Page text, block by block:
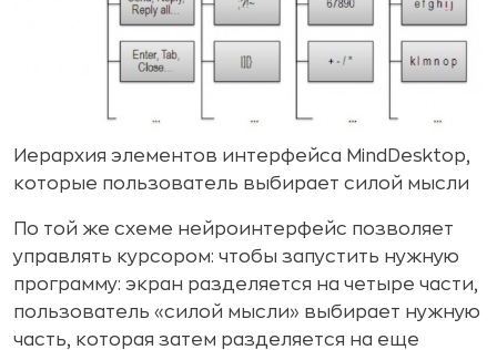
Иерархия элементов интерфейса MindDesktop,
которые пользователь выбирает силой мысли
По той же схеме нейроинтерфейс позволяет
управлять курсором: чтобы запустить нужную
программу: экран разделяется на четыре части,
пользователь «силой мысли» выбирает нужную
часть, которая затем разделяется на еще